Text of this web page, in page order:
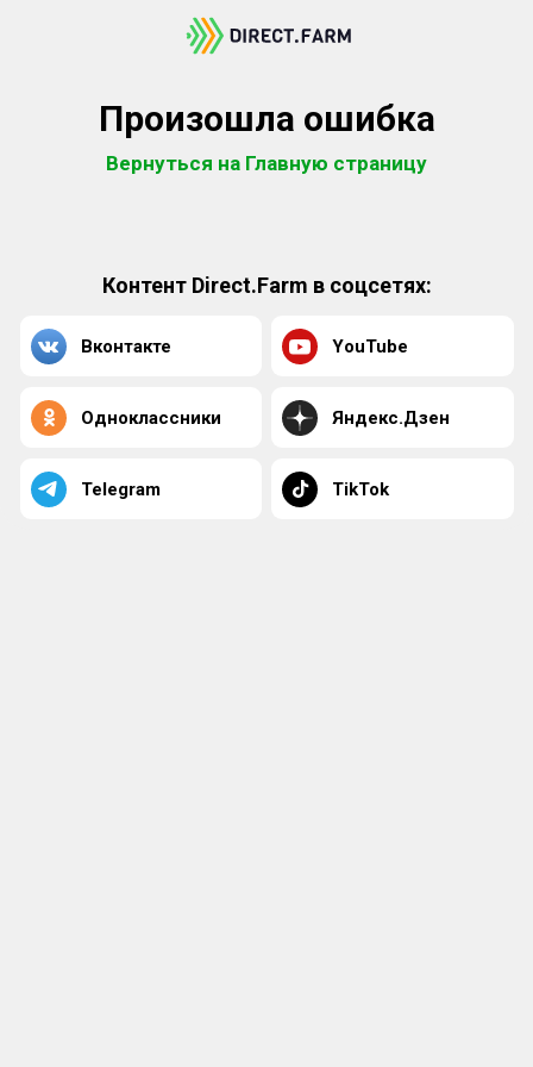
Произошла ошибка
Вернуться на Главную страницу
Контент Direct.Farm в соцсетях:
Вконтакте YouTube
Одноклассники Яндекс.Дзен
Telegram TikTok